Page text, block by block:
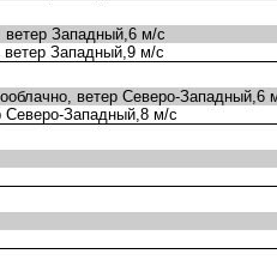
Западный,6 м/с
Западный,9 м/с
ветер Северо-Западный,6
Западный,8 м/с